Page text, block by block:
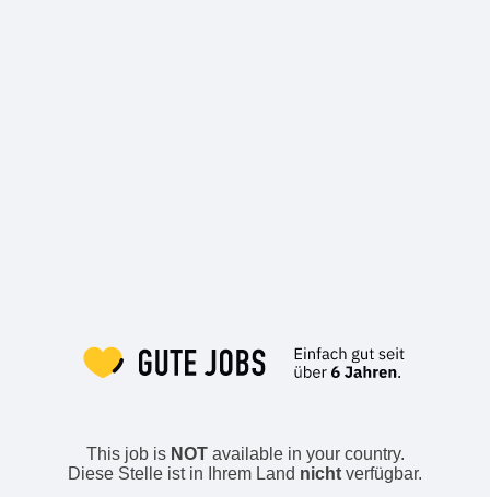
This job is NOTavailable in your country.
Diese Stelle ist in Ihrem Land nicht verfügbar.